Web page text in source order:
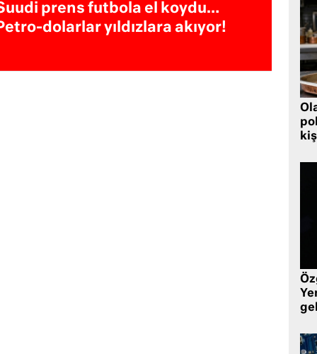
prens futbola el koydu…
dolarlar yıldızlara akıyor!